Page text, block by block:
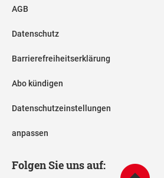
AGB
Datenschutz
Barrierefreiheitserklärung
Abo kündigen
Datenschutzeinstellungen
anpassen
Folgen Sie uns auf: